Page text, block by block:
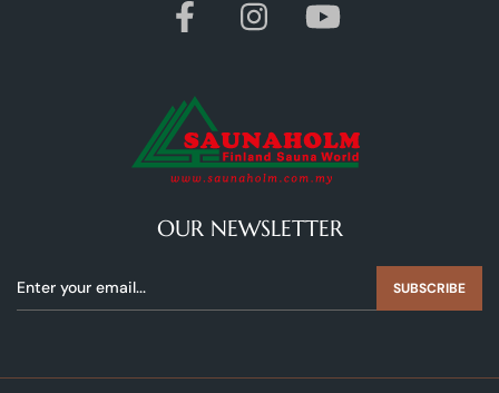
OUR NEWSLETTER
SUBSCRIBE